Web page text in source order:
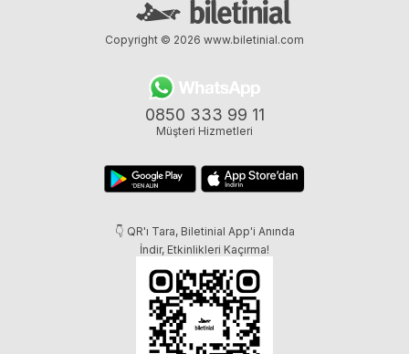
0850 333 99 11
Müşteri Hizmetleri
👇 QR'ı Tara, Biletinial App'i Anında
İndir, Etkinlikleri Kaçırma!
Copyright © 2026 www.biletinial.com